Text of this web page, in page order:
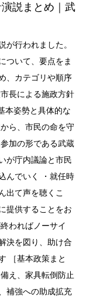
説まとめ｜武
が行われました。
ついて、要点をま
、カテゴリや順序
長による施政方針
本姿勢と具体的な
ら、市民の命を守
加の形である武蔵
が庁内議論と市民
んでいく ・就任時
出て声を聴くこ
提供することをお
わればノーサイ
決を図り、助け合
［基本政策まと
え、家具転倒防止
補強への助成拡充